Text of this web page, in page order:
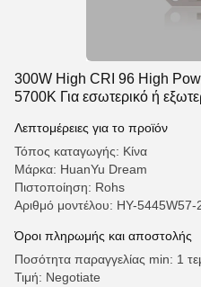
300W High CRI 96 High
5700K Για εσωτερικό ή
Λεπτομέρειες για το προϊόν
Τόπος καταγωγής: Κίνα
Μάρκα: HuanYu Dream
Πιστοποίηση: Rohs
Αριθμό μοντέλου: HY-
Όροι πληρωμής και αποστολής
Ποσότητα παραγγελίας min: 1
Τιμή: Negotiate